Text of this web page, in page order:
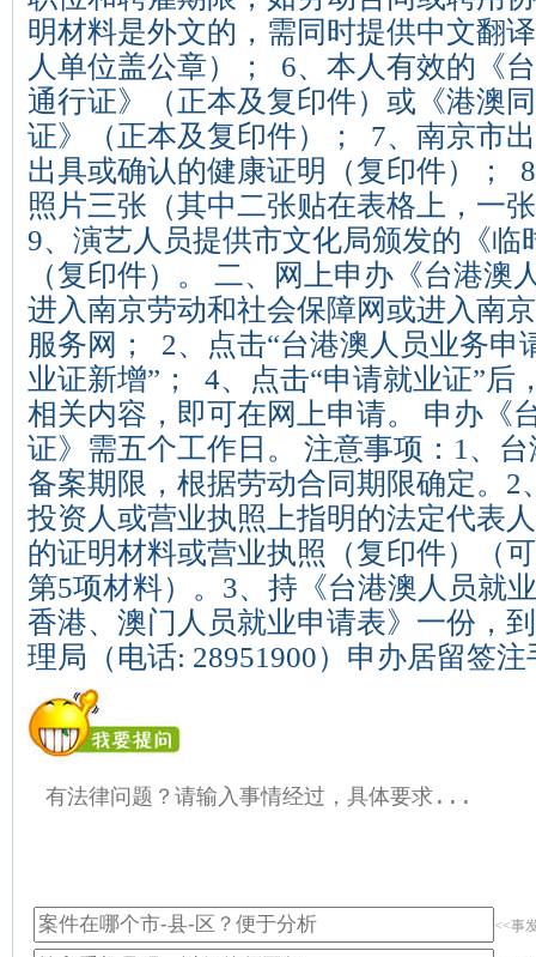
明材料是外文的，需同时提供中文翻
人单位盖公章）； 6、本人有效的《
通行证》（正本及复印件）或《港澳
证》（正本及复印件）； 7、南京市
出具或确认的健康证明（复印件）；
照片三张（其中二张贴在表格上，一
9、演艺人员提供市文化局颁发的《临
（复印件）。 二、网上申办《台港澳
进入南京劳动和社会保障网或进入南
服务网； 2、点击“台港澳人员业务申
业证新增”； 4、点击“申请就业证”后
相关内容，即可在网上申请。 申办《
证》需五个工作日。 注意事项：1、
备案期限，根据劳动合同期限确定。2
投资人或营业执照上指明的法定代表
的证明材料或营业执照（复印件）（
第5项材料）。3、持《台港澳人员就
香港、澳门人员就业申请表》一份，
理局（电话: 28951900）申办居留签注
<<事